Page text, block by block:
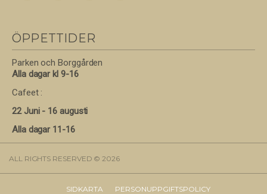
ÖPPETTIDER
Parken och Borggården
Alla dagar kl 9-16
Cafeet :
22 Juni - 16 augusti
Alla dagar 11-16
ALL RIGHTS RESERVED © 2026
SIDKARTA PERSONUPPGIFTSPOLICY